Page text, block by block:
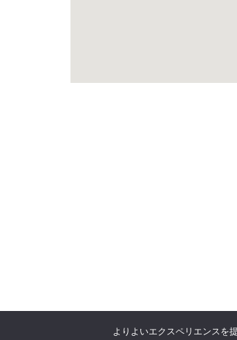
よりよいエクスペリエンスを